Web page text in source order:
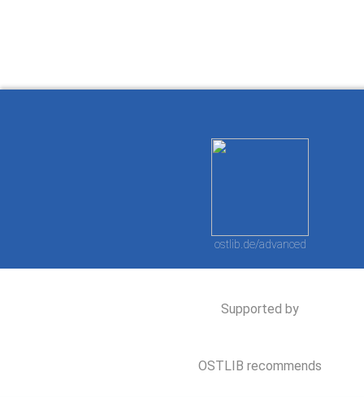
ostlib.de/advanced
Supported by
OSTLIB recommends